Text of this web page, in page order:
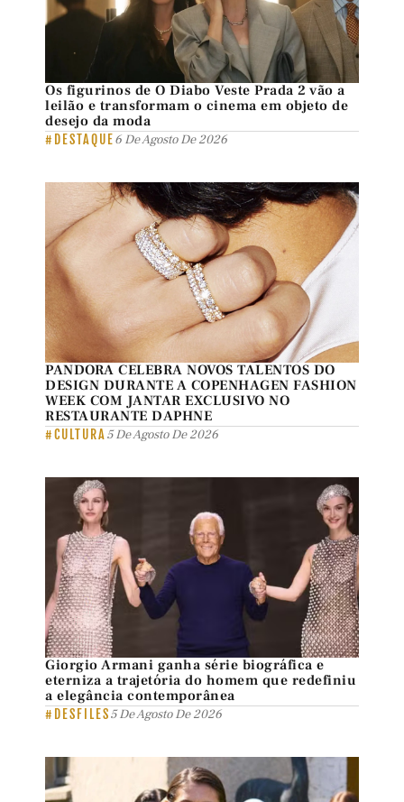
Os figurinos de O Diabo Veste Prada 2 vão a
leilão e transformam o cinema em objeto de
desejo da moda
#DESTAQUE6 De Agosto De 2026
PANDORA CELEBRA NOVOS TALENTOS DO
DESIGN DURANTE A COPENHAGEN FASHION
WEEK COM JANTAR EXCLUSIVO NO
RESTAURANTE DAPHNE
#CULTURA5 De Agosto De 2026
Giorgio Armani ganha série biográfica e
eterniza a trajetória do homem que redefiniu
a elegância contemporânea
#DESFILES5 De Agosto De 2026